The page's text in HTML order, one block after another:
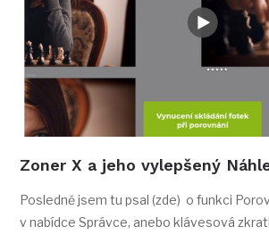
Zoner X a jeho vylepšený
Posledně jsem tu psal (zde) o funkci
v nabídce Správce, anebo klávesová